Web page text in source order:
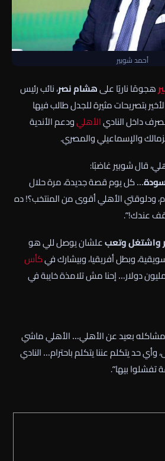
أحمد شوبير
هجومًا ناريًا علىهشام نصر، نائب رئيس
بتصريحات مثيرة للجدل طالب فيها
داخل الناديالأهليودعم الأندية
والإسماعيلي والمصري.
قال شوبير غاضبًا:
… كل يوم قصة جديدة، مرة حلال
ودلوقتي الأهلي أقوى من المنتخب؟! ده
عندك!”.
واشتغل وتعبعلشان يوصل للي هو
وبطل أفريقيا، وبيشارك فيكأس
وبيجيب 10 مليون دولار… إحنا مش تلامذة خايبة في
بعيد عن الأهلي… الأهلي ماشي
حد يتكلم عننا يتكلم باحترام… النادي
بيها”.